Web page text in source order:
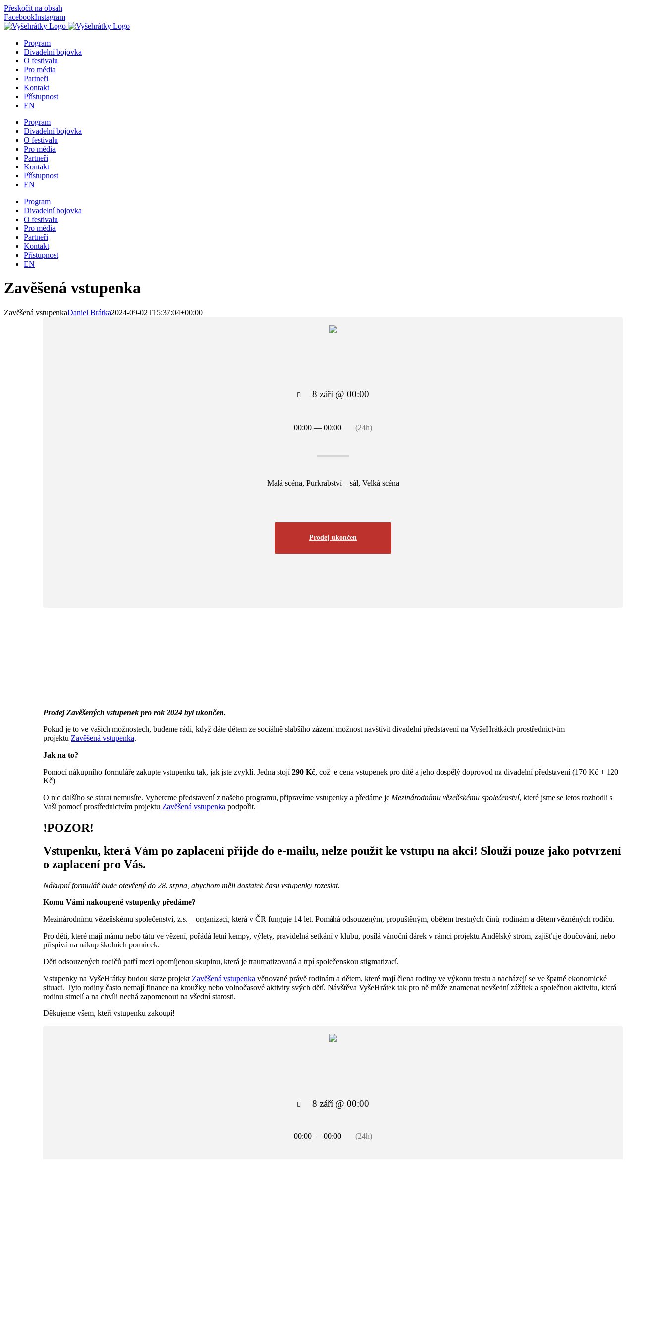
Přeskočit na obsah
FacebookInstagram
Program
Divadelní bojovka
O festivalu
Pro média
Partneři
Kontakt
Přístupnost
EN
Program
Divadelní bojovka
O festivalu
Pro média
Partneři
Kontakt
Přístupnost
EN
Program
Divadelní bojovka
O festivalu
Pro média
Partneři
Kontakt
Přístupnost
EN
Zavěšená vstupenka
Zavěšená vstupenkaDaniel Brátka2024-09-02T15:37:04+00:00
Prodej Zavěšených vstupenek pro rok 2024 byl ukončen.
Pokud je to ve vašich možnostech, budeme rádi, když dáte dětem ze sociálně slabšího zázemí možnost navštívit divadelní představení na VyšeHrátkách prostřednictvím
projektu Zavěšená vstupenka.
Jak na to?
Pomocí nákupního formuláře zakupte vstupenku tak, jak jste zvyklí. Jedna stojí290 Kč, což je cena vstupenek pro dítě a jeho dospělý doprovod na divadelní představení (170 Kč + 120
Kč).
O nic dalšího se starat nemusíte. Vybereme představení z našeho programu, připravíme vstupenky a předáme je Mezinárodnímu vězeňskému společenství, které jsme se letos rozhodli s
Vaší pomocí prostřednictvím projektu Zavěšená vstupenka podpořit.
!POZOR!
Vstupenku, která Vám po zaplacení přijde do e-mailu, nelze použít ke vstupu na akci! Slouží pouze jako potvrzení
o zaplacení pro Vás.
Nákupní formulář bude otevřený do 28. srpna, abychom měli dostatek času vstupenky rozeslat.
Komu Vámi nakoupené vstupenky předáme?
Mezinárodnímu vězeňskému společenství, z.s. – organizaci, která v ČR funguje 14 let. Pomáhá odsouzeným, propuštěným, obětem trestných činů, rodinám a dětem vězněných rodičů.
Pro děti, které mají mámu nebo tátu ve vězení, pořádá letní kempy, výlety, pravidelná setkání v klubu, posílá vánoční dárek v rámci projektu Andělský strom, zajišťuje doučování, nebo
přispívá na nákup školních pomůcek.
Děti odsouzených rodičů patří mezi opomíjenou skupinu, která je traumatizovaná a trpí společenskou stigmatizací.
Vstupenky na VyšeHrátky budou skrze projekt Zavěšená vstupenka věnované právě rodinám a dětem, které mají člena rodiny ve výkonu trestu a nacházejí se ve špatné ekonomické
situaci. Tyto rodiny často nemají finance na kroužky nebo volnočasové aktivity svých dětí. Návštěva VyšeHrátek tak pro ně může znamenat nevšední zážitek a společnou aktivitu, která
rodinu stmelí a na chvíli nechá zapomenout na všední starosti.
Děkujeme všem, kteří vstupenku zakoupí!
8 září @ 00:00
00:00 — 00:00 (24h)
Malá scéna, Purkrabství – sál, Velká scéna
Prodej ukončen
8 září @ 00:00
00:00 — 00:00 (24h)